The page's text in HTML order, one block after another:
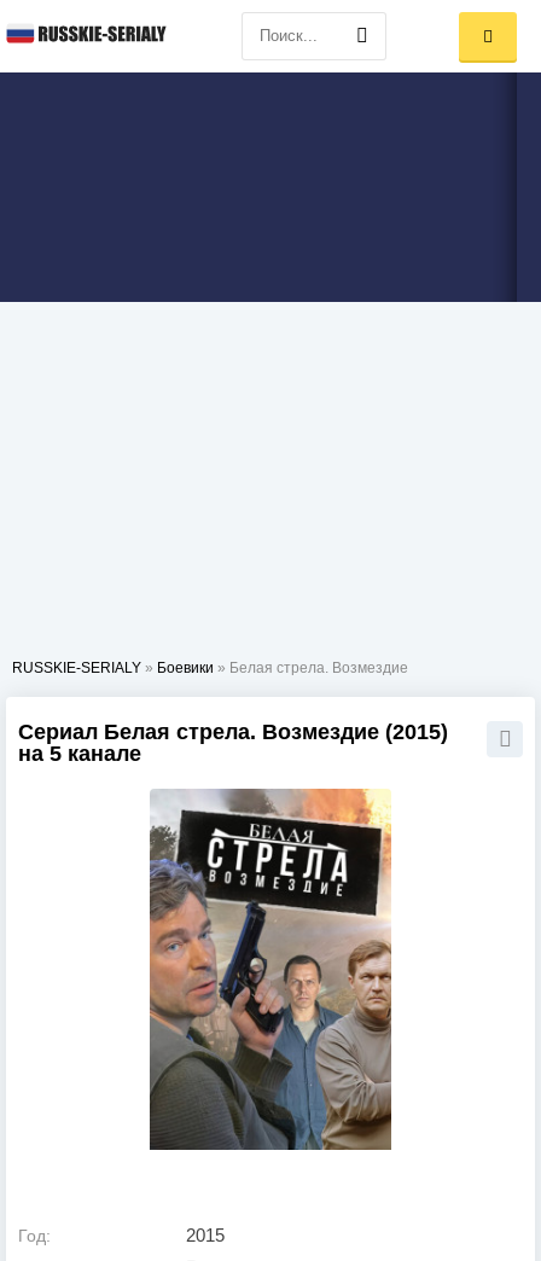
RUSSKIE-SERIALY » Боевики » Белая стрела. Возмездие
Сериал Белая стрела. Возмездие (2015)
на 5 канале
Год: 2015